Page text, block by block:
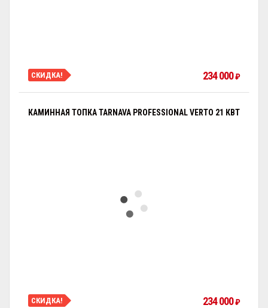
СКИДКА! 234 000₽
КАМИННАЯ ТОПКА TARNAVA PROFESSIONAL VERTO 21 КВТ
СКИДКА! 234 000₽